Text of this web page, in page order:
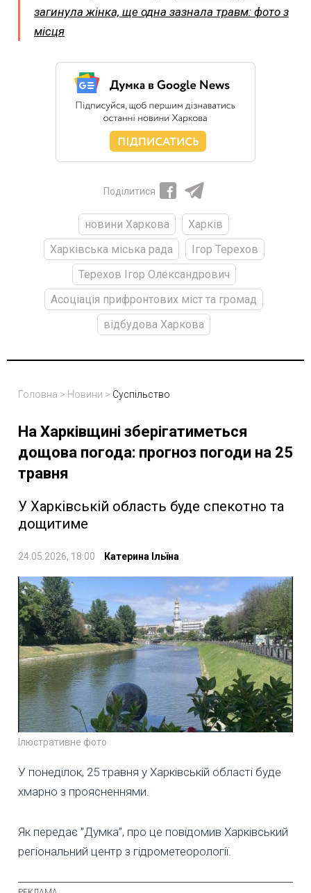
загинула жінка, ще одна зазнала травм: фото з
місця
Поділитися
новини Харкова
Харків
Харківська міська рада
Ігор Терехов
Терехов Ігор Олександрович
Асоціація прифронтових міст та громад
відбудова Харкова
Головна > Новини > Суспільство
На Харківщині зберігатиметься
дощова погода: прогноз погоди на 25
травня
У Харківській область буде спекотно та
дощитиме
24.05.2026, 18:00 Катерина Ільїна
Ілюстративне фото
У понеділок, 25 травня у Харківській області буде
хмарно з проясненнями.
Як передає "Думка”, про це повідомив Харківський
регіональний центр з гідрометеорології.